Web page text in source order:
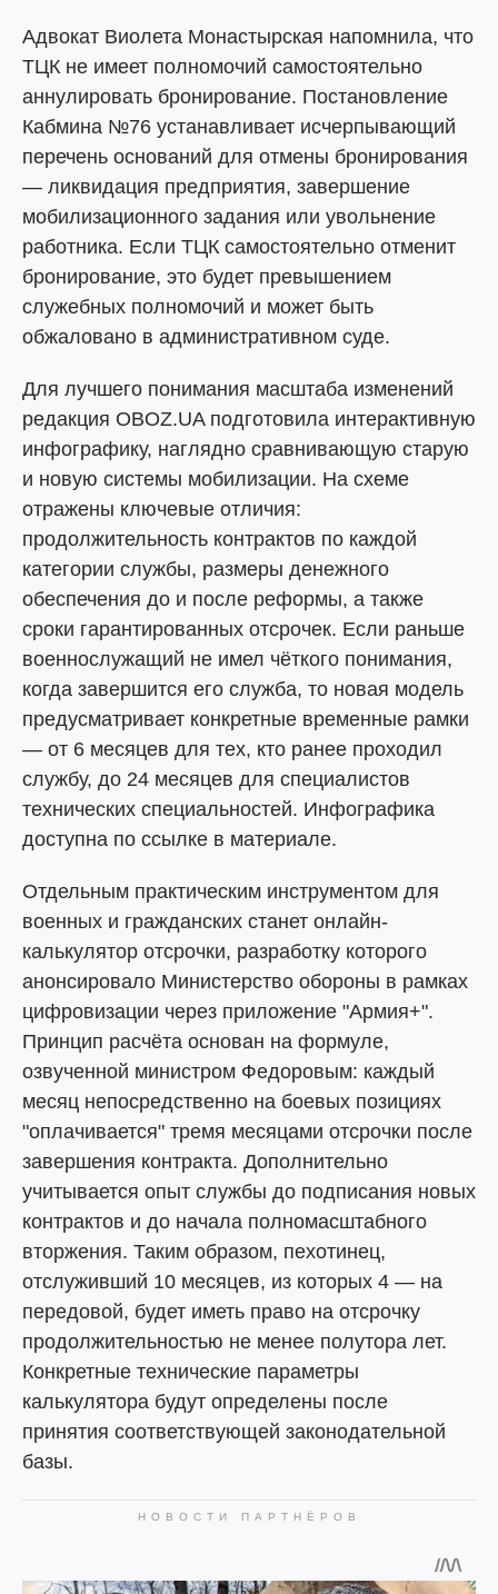
Адвокат Виолета Монастырская напомнила, что
ТЦК не имеет полномочий самостоятельно
аннулировать бронирование. Постановление
Кабмина №76 устанавливает исчерпывающий
перечень оснований для отмены бронирования
— ликвидация предприятия, завершение
мобилизационного задания или увольнение
работника. Если ТЦК самостоятельно отменит
бронирование, это будет превышением
служебных полномочий и может быть
обжаловано в административном суде.
Для лучшего понимания масштаба изменений
редакция OBOZ.UA подготовила интерактивную
инфографику, наглядно сравнивающую старую
и новую системы мобилизации. На схеме
отражены ключевые отличия:
продолжительность контрактов по каждой
категории службы, размеры денежного
обеспечения до и после реформы, а также
сроки гарантированных отсрочек. Если раньше
военнослужащий не имел чёткого понимания,
когда завершится его служба, то новая модель
предусматривает конкретные временные рамки
— от 6 месяцев для тех, кто ранее проходил
службу, до 24 месяцев для специалистов
технических специальностей. Инфографика
доступна по ссылке в материале.
Отдельным практическим инструментом для
военных и гражданских станет онлайн-
калькулятор отсрочки, разработку которого
анонсировало Министерство обороны в рамках
цифровизации через приложение "Армия+".
Принцип расчёта основан на формуле,
озвученной министром Федоровым: каждый
месяц непосредственно на боевых позициях
"оплачивается" тремя месяцами отсрочки после
завершения контракта. Дополнительно
учитывается опыт службы до подписания новых
контрактов и до начала полномасштабного
вторжения. Таким образом, пехотинец,
отслуживший 10 месяцев, из которых 4 — на
передовой, будет иметь право на отсрочку
продолжительностью не менее полутора лет.
Конкретные технические параметры
калькулятора будут определены после
принятия соответствующей законодательной
базы.